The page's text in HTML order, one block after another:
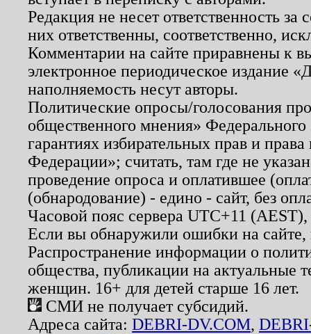
Редакция не несет ответственность
них ответственны, соответственно,
Комментарии на сайте приравнены к
электронное периодическое издание
наполняемость несут авторы.
Политические опросы/голосования
общественного мнения»
гарантиях избирательных прав и
Федерации»; считать, там где не
проведение опроса и оплатившее
(обнародование) - едино - сайт, без
Часовой пояс сервера UTC+11
Если вы обнаружили ошибки на
Распространение информации о
общества, публикации на актуальные
женщин. 16+ для детей старше 16 лет.
СМИ не получает субсидий.
Адреса сайта: DEBRI-DV.COM,